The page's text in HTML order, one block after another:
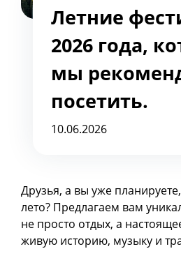
Летние
2026 года,
мы
посетить.
10.06.2026
Друзья, а вы уже
лето? Предлагаем вам
не просто отдых, а
живую историю, музыку и